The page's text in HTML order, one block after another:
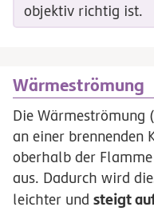
objektiv richtig ist.
Wärmeströmung
Die Wärmeströmung (
an einer brennenden
oberhalb der
aus. Dadurch wird
leichter und steigt